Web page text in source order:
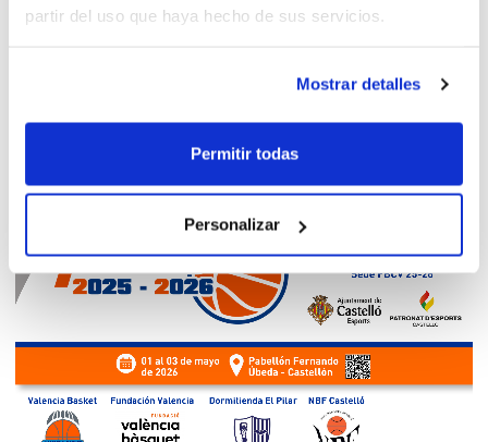
partir del uso que haya hecho de sus servicios.
Mostrar detalles
Permitir todas
Personalizar